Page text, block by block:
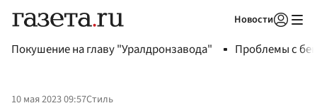
Новости
Покушение на главу "Уралдронзавода" Проблемы с
10 мая 2023 09:57Стиль